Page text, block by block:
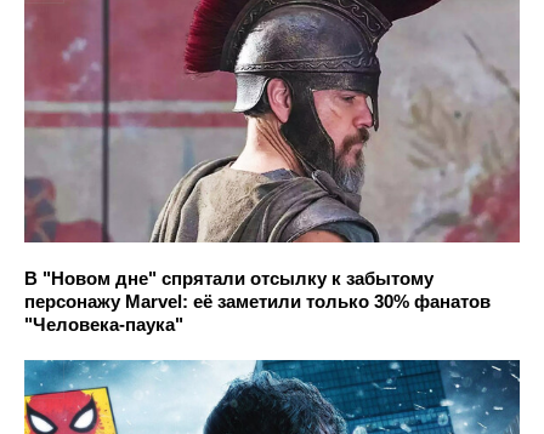
В "Новом дне" спрятали отсылку к забытому
персонажу Marvel: её заметили только 30% фанатов
"Человека-паука"